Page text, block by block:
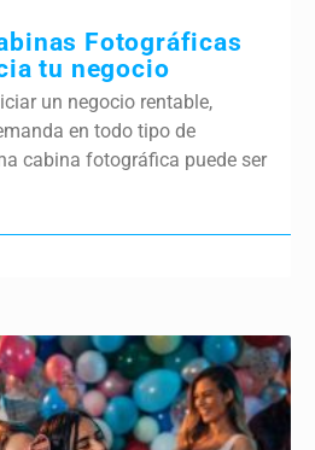
Fotográficas
tu negocio
un negocio rentable,
en todo tipo de
cabina fotográfica puede ser